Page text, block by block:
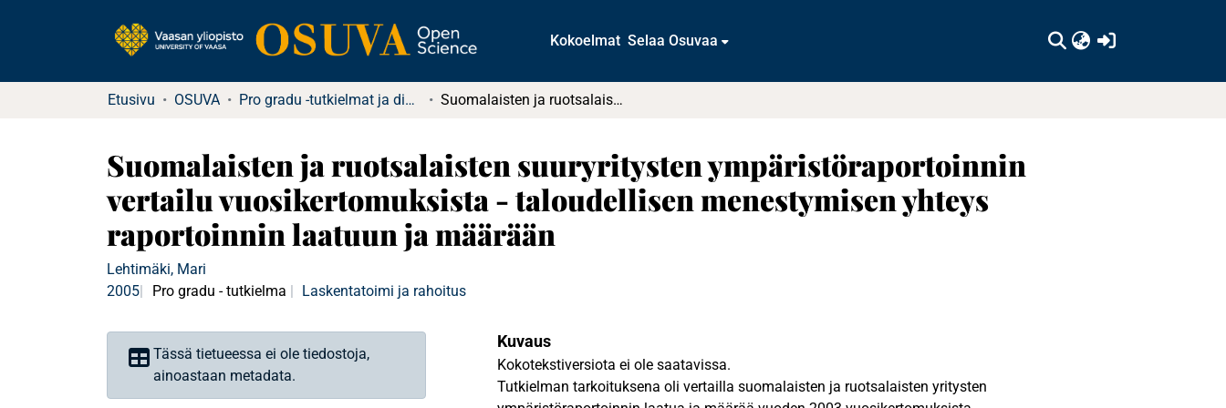
Kokoelmat Selaa Osuvaa
Etusivu OSUVA Pro gradu -tutkielmat ja diplomityöt Suomalaisten ja ruotsalaisten suuryritysten ympäristöraportoinnin vertailu vuosikertomuksista - taloudellisen menestymisen yhteys raportoinnin laatuun ja määrään
Suomalaisten ja ruotsalaisten suuryritysten ympäristöraportoinnin
vertailu vuosikertomuksista - taloudellisen menestymisen yhteys
raportoinnin laatuun ja määrään
Lehtimäki, Mari
2005
Pro gradu - tutkielma Laskentatoimi ja rahoitus
Tässä tietueessa ei ole tiedostoja,
ainoastaan metadata.
Kuvaus
Kokotekstiversiota ei ole saatavissa.
Tutkielman tarkoituksena oli vertailla suomalaisten ja ruotsalaisten yritysten